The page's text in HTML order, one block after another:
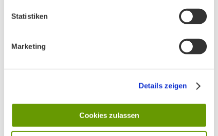
Statistiken
Marketing
Details zeigen
Cookies zulassen
Hands OFF Nature – Hände weg von der Natur!
Unser Vorstand wurde neu gewählt